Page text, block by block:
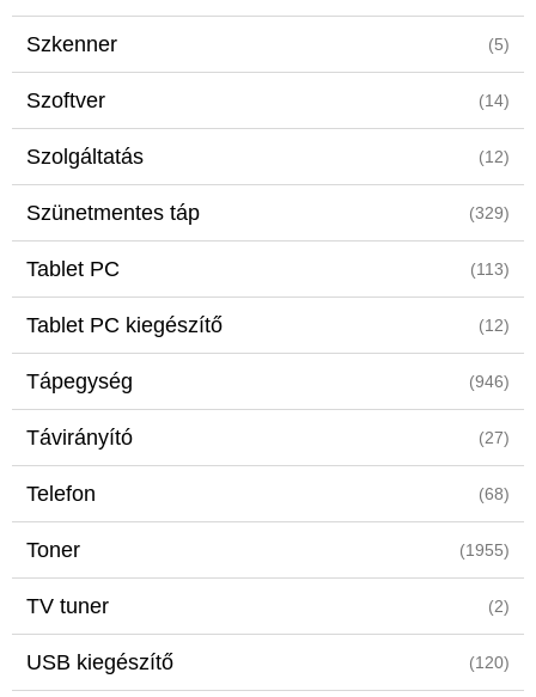
Szkenner (5)
Szoftver (14)
Szolgáltatás (12)
Szünetmentes táp (329)
Tablet PC (113)
Tablet PC kiegészítő (12)
Tápegység (946)
Távirányító (27)
Telefon (68)
Toner (1955)
TV tuner (2)
USB kiegészítő (120)